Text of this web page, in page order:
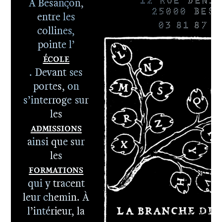
entre les
collines,
pointe l’
École
. Devant ses
portes, on
s’interroge sur
les
Admissions
ainsi que sur
les
Formations
qui y tracent
leur chemin. À
l’intérieur, la
25000
03 81 87